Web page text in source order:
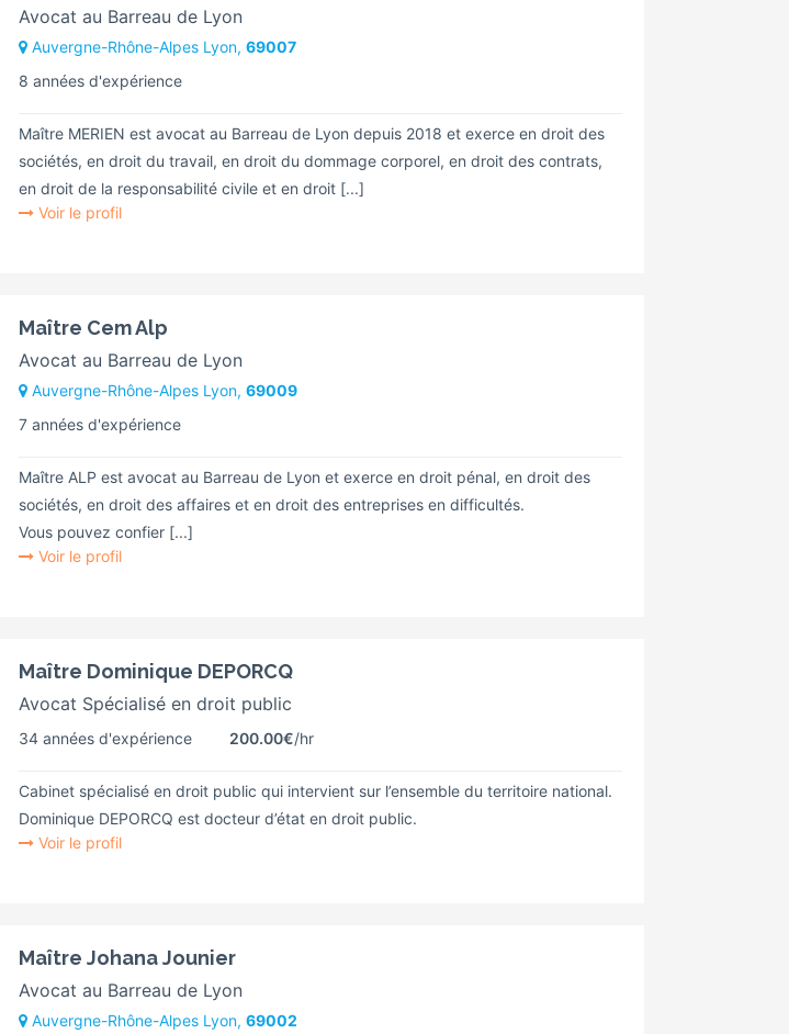
Avocat au Barreau de Lyon
Auvergne-Rhône-Alpes Lyon, 69007
8 années d'expérience
Maître MERIEN est avocat au Barreau de Lyon depuis 2018 et exerce en droit des
sociétés, en droit du travail, en droit du dommage corporel, en droit des contrats,
en droit de la responsabilité civile et en droit [...]
Voir le profil
Maître Cem Alp
Avocat au Barreau de Lyon
Auvergne-Rhône-Alpes Lyon, 69009
7 années d'expérience
Maître ALP est avocat au Barreau de Lyon et exerce en droit pénal, en droit des
sociétés, en droit des affaires et en droit des entreprises en difficultés.
Vous pouvez confier [...]
Voir le profil
Maître Dominique DEPORCQ
Avocat Spécialisé en droit public
34 années d'expérience 200.00€/hr
Cabinet spécialisé en droit public qui intervient sur l’ensemble du territoire national.
Dominique DEPORCQ est docteur d’état en droit public.
Voir le profil
Maître Johana Jounier
Avocat au Barreau de Lyon
Auvergne-Rhône-Alpes Lyon, 69002